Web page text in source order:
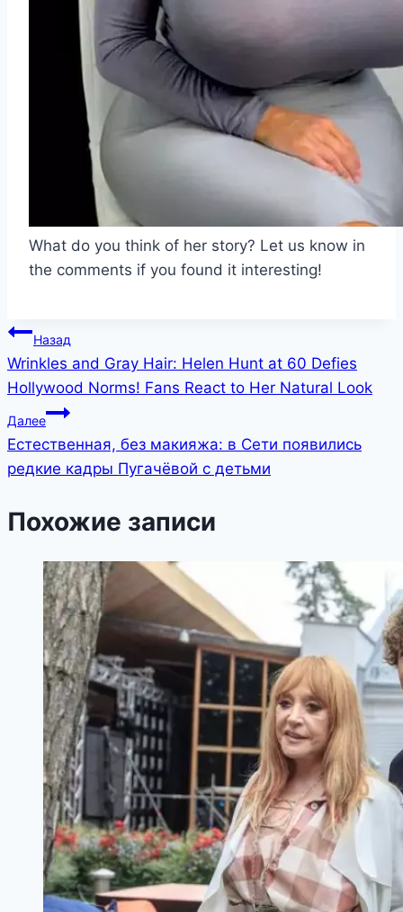
What do you think of her story? Let us know in
the comments if you found it interesting!
Навигация
по
записям
Назад
Wrinkles and Gray Hair: Helen Hunt at 60 Defies
Hollywood Norms! Fans React to Her Natural Look
Далее
Естественная, без макияжа: в Сети появились
редкие кадры Пугачёвой с детьми
Похожие записи